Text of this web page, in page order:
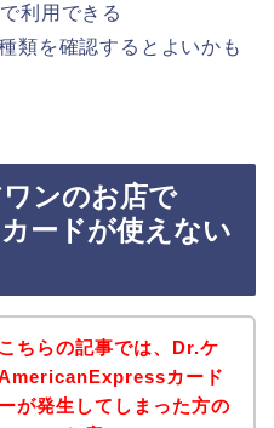
利用できる
類を確認するとよいかも
ワンのお店で
ードが使えない
ちらの記事では、Dr.ケ
カード
が発生してしまった方の